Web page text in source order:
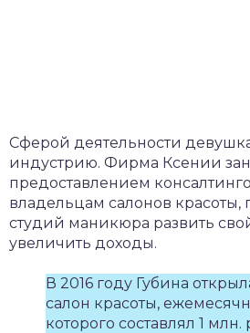
Сферой деятельности
индустрию. Фирма Ксении
предоставлением
владельцам салонов красоты,
студий маникюра развить
увеличить доходы.
В 2016 году Губина
салон красоты,
которого составлял 1 млн.